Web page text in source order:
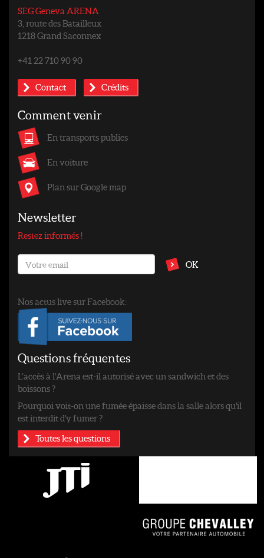
SEG Geneva ARENA
3, route des Batailleux
1218 Grand Saconnex
+41 22 710 90 90
Contact Crédits
Comment venir
En transports publics
En voiture
Plan sur Google map
Newsletter
Restez informés !
OK
Nos actus live sur Facebook:
Questions fréquentes
L’accès à l’Arena est-il autorisé avec un sandwich et des
boissons ?
Pourquoi voit-on une fumée épaisse dans la salle alors qu'il
est interdit d'y fumer ?
Toutes les questions